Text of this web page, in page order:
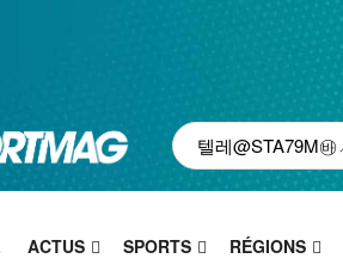
ACTUS SPORTS RÉGIONS